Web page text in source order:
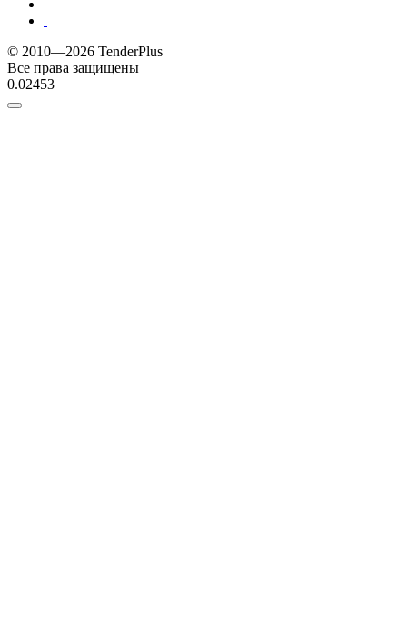
© 2010—2026 TenderPlus
Все права защищены
0.02453